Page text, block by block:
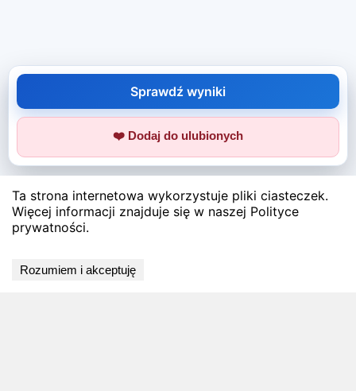
Sprawdź wyniki
❤️ Dodaj do ulubionych
Ta strona internetowa wykorzystuje pliki ciasteczek.
Więcej informacji znajduje się w naszej Polityce
prywatności.
Rozumiem i akceptuję